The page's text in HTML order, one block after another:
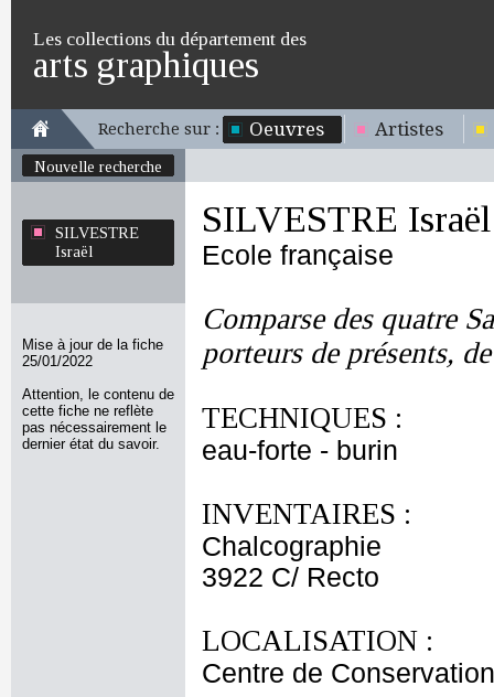
Les collections du département des
arts graphiques
Recherche sur : Oeuvres Artistes
Nouvelle recherche
SILVESTRE
Israël
Mise à jour de la fiche
25/01/2022
Attention, le contenu de
cette fiche ne reflète
pas nécessairement le
dernier état du savoir.
SILVESTRE Israël
Ecole française
Comparse des quatre
porteurs de présents,
TECHNIQUES :
eau-forte - burin
INVENTAIRES :
Chalcographie
3922 C/ Recto
LOCALISATION :
Centre de